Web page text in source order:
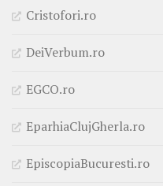
Cristofori.ro
DeiVerbum.ro
EGCO.ro
EparhiaClujGherla.ro
EpiscopiaBucuresti.ro